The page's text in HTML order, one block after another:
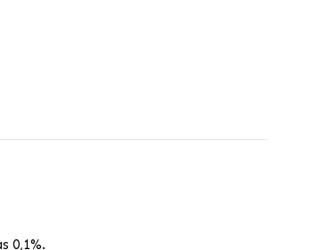
0,1%.